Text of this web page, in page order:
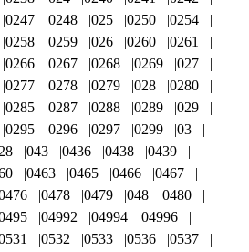
0247 0248 025 0250
0254
0258 0259 026 0260
0261
0266 0267 0268 0269
027
0277 0278 0279 028
0280
0285 0287 0288 0289
029
0295 0296 0297 0299
03
043 0436 0438
0439
0463 0465 0466
0467
0478 0479 048
0480
04992 04994
04996
0532 0533 0536
0537